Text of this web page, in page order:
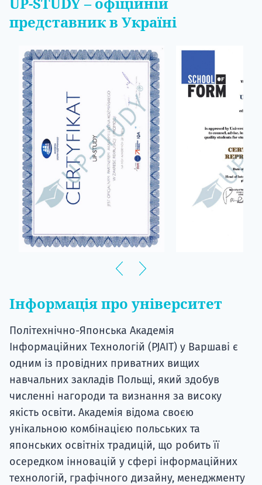
представник в Україні
Інформація про університет
Політехнічно-Японська Академія
Інформаційних Технологій (PJAIT) у Варшаві є
одним із провідних приватних вищих
навчальних закладів Польщі, який здобув
численні нагороди та визнання за високу
якість освіти. Академія відома своєю
унікальною комбінацією польських та
японських освітніх традицій, що робить її
осередком інновацій у сфері інформаційних
технологій, графічного дизайну, менеджменту